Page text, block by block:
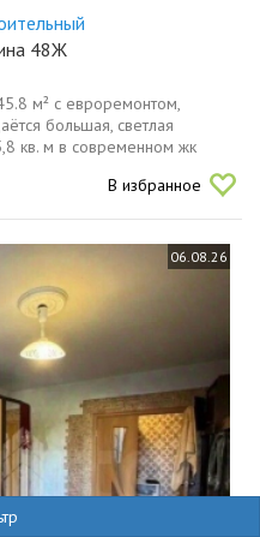
48Ж
м² с евроремонтом,
большая, светлая
кв. м в современном жк
ул. лукина, д. 48ж
В избранное
06.08.26